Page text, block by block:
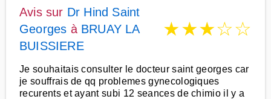
Avis sur Dr Hind Saint
Georges à BRUAY LA
BUISSIERE
★★★☆☆
Je souhaitais consulter le docteur saint georges car
je souffrais de qq problemes gynecologiques
recurents et ayant subi 12 seances de chimio il y a